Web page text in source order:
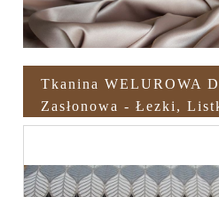
Tkanina WELUROWA
Zasłonowa - Łezki,